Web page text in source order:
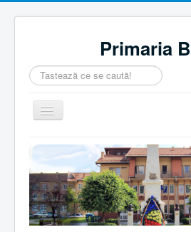
Primaria
Căutare
...
Comută
navigarea
Home
Despre noi
Noutăţi
Contact